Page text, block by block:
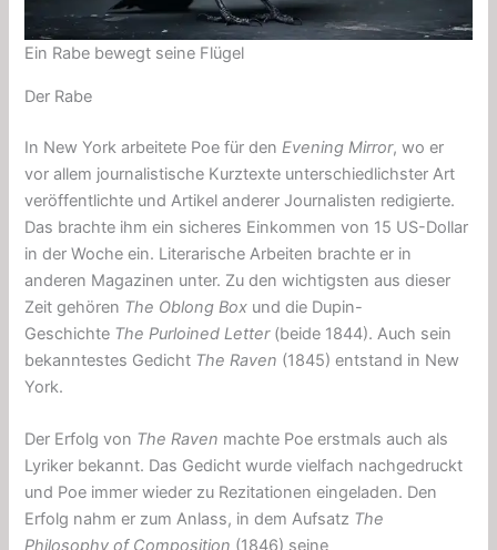
Ein Rabe bewegt seine Flügel
Der Rabe
In New York arbeitete Poe für den Evening Mirror, wo er
vor allem journalistische Kurztexte unterschiedlichster Art
veröffentlichte und Artikel anderer Journalisten redigierte.
Das brachte ihm ein sicheres Einkommen von 15 US-Dollar
in der Woche ein. Literarische Arbeiten brachte er in
anderen Magazinen unter. Zu den wichtigsten aus dieser
Zeit gehören The Oblong Box und die Dupin-
Geschichte The Purloined Letter(beide 1844). Auch sein
bekanntestes Gedicht The Raven (1845) entstand in New
York.
Der Erfolg von The Raven machte Poe erstmals auch als
Lyriker bekannt. Das Gedicht wurde vielfach nachgedruckt
und Poe immer wieder zu Rezitationen eingeladen. Den
Erfolg nahm er zum Anlass, in dem Aufsatz The
Philosophy of Composition (1846) seine